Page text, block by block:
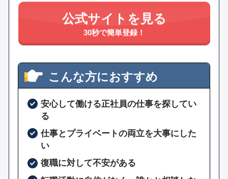
公式サイトを見る
30秒で簡単登録！
こんな方におすすめ
安心して働ける正社員の仕事を探してい
る
仕事とプライベートの両立を大事にした
い
復職に対して不安がある